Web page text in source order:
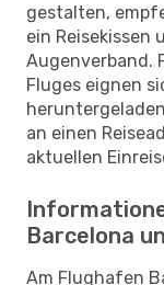
gestalten,
ein Reisekissen
Augenverband.
Fluges eignen
an einen
aktuellen
Barcelona
Am Flughafen